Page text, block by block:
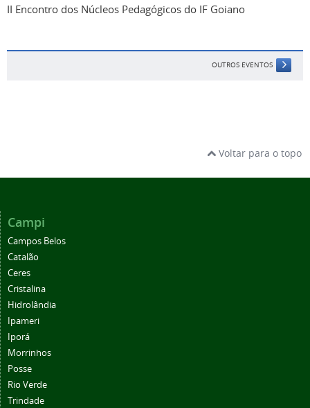
II Encontro dos Núcleos Pedagógicos do IF Goiano
OUTROS EVENTOS
Voltar para o topo
Campi
Campos Belos
Catalão
Ceres
Cristalina
Hidrolândia
Ipameri
Iporá
Morrinhos
Posse
Rio Verde
Trindade